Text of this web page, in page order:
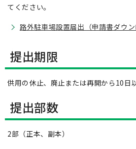
てください。
路外駐車場設置届出（申請書ダウン
提出期限
供用の休止、廃止または再開から10日
提出部数
2部（正本、副本）